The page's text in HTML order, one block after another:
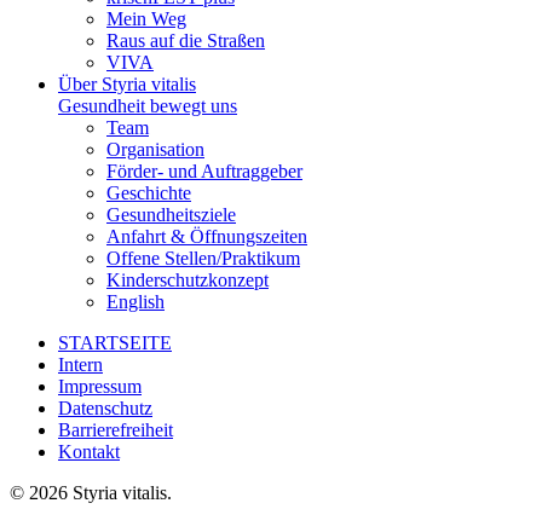
Mein Weg
Raus auf die Straßen
VIVA
Über Styria vitalis
Gesundheit bewegt uns
Team
Organisation
Förder- und Auftraggeber
Geschichte
Gesundheitsziele
Anfahrt & Öffnungszeiten
Offene Stellen/Praktikum
Kinderschutzkonzept
English
STARTSEITE
Intern
Impressum
Datenschutz
Barrierefreiheit
Kontakt
© 2026 Styria vitalis.